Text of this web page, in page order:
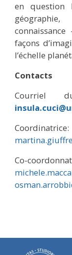
en question
façons
l’échelle
Contacts
Courriel
Co-